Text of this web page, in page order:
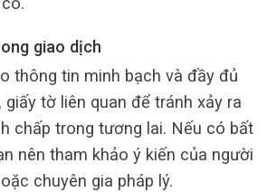
giao dịch
thông tin minh bạch và đầy đủ
tờ liên quan để tránh xảy ra
chấp trong tương lai. Nếu có bất
nên tham khảo ý kiến của người
chuyên gia pháp lý.